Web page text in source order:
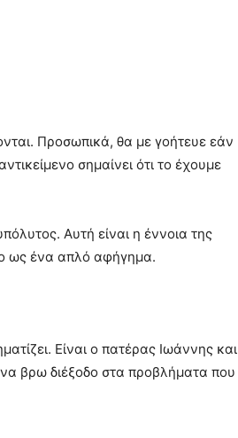
Προσωπικά, θα με γοήτευε εάν
σημαίνει ότι το έχουμε
Αυτή είναι η έννοια της
ως ένα απλό αφήγημα.
Είναι ο πατέρας Ιωάννης και
βρω διέξοδο στα προβλήματα που